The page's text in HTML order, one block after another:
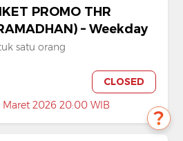
PROMO THR
– Weekday
satu orang
CLOSED
Maret 2026 20:00 WIB